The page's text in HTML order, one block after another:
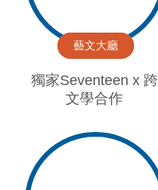
藝文大廳
獨家Seventeen x 跨
文學合作